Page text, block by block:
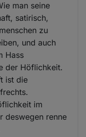
man seine
satirisch,
zu
und auch
Hass
der Höflichkeit.
ist die
im
deswegen renne